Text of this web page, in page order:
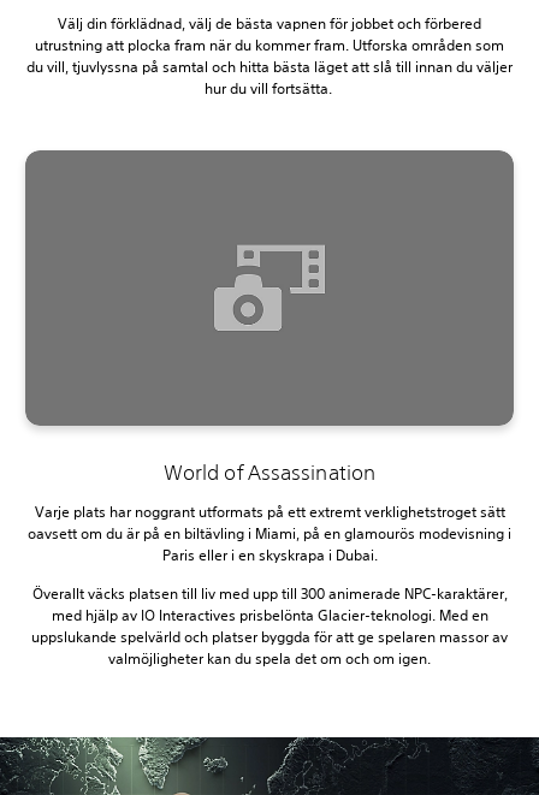
Välj din förklädnad, välj de bästa vapnen för jobbet och förbered
utrustning att plocka fram när du kommer fram. Utforska områden som
du vill, tjuvlyssna på samtal och hitta bästa läget att slå till innan du väljer
hur du vill fortsätta.
World of Assassination
Varje plats har noggrant utformats på ett extremt verklighetstroget sätt
oavsett om du är på en biltävling i Miami, på en glamourös modevisning i
Paris eller i en skyskrapa i Dubai.
Överallt väcks platsen till liv med upp till 300 animerade NPC-karaktärer,
med hjälp av IO Interactives prisbelönta Glacier-teknologi. Med en
uppslukande spelvärld och platser byggda för att ge spelaren massor av
valmöjligheter kan du spela det om och om igen.